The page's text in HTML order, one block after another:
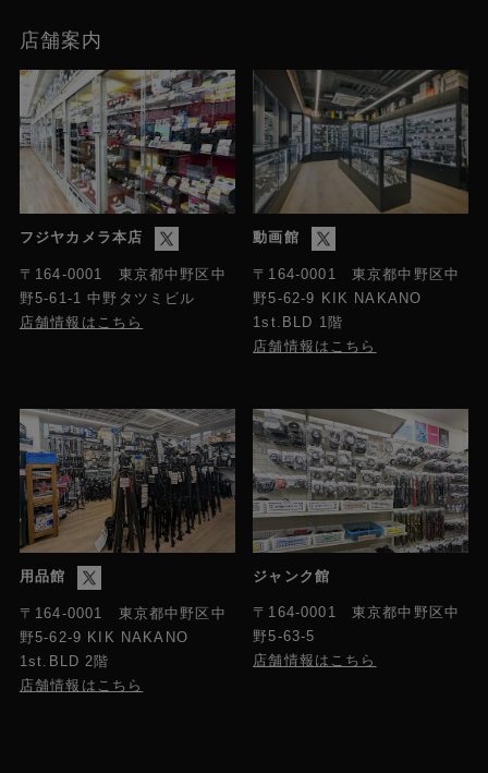
店舗案内
フジヤカメラ本店
〒164-0001 東京都中野区中
野5-61-1 中野タツミビル
店舗情報はこちら
動画館
〒164-0001 東京都中野区中
野5-62-9 KIK NAKANO
1st.BLD 1階
店舗情報はこちら
用品館
〒164-0001 東京都中野区中
野5-62-9 KIK NAKANO
1st.BLD 2階
店舗情報はこちら
ジャンク館
〒164-0001 東京都中野区中
野5-63-5
店舗情報はこちら